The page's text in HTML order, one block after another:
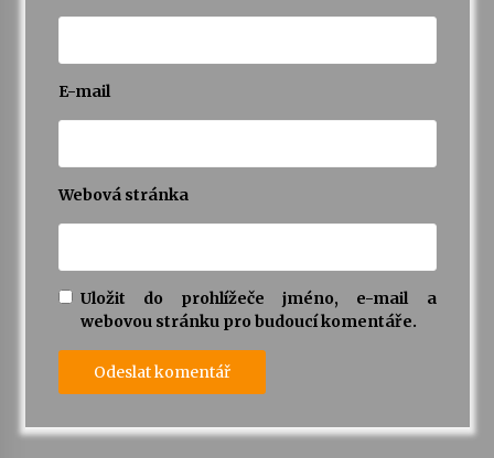
E-mail
Webová stránka
Uložit do prohlížeče jméno, e-mail a
webovou stránku pro budoucí komentáře.